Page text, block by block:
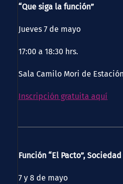
“Que siga la función”
Jueves 7 de mayo
17:00 a 18:30 hrs.
Sala Camilo Mori de
Inscripción gratuita aquí
Función “El Pacto”,
7 y 8 de mayo